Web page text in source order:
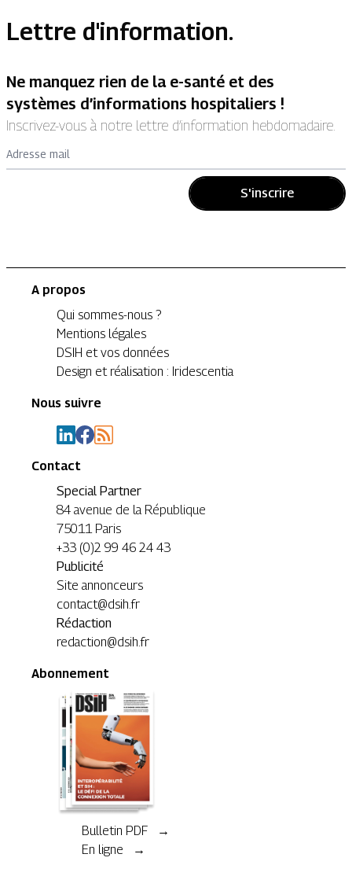
Lettre d'information.
Ne manquez rien de la e-santé et des
systèmes d’informations hospitaliers !
Inscrivez-vous à notre lettre d’information hebdomadaire.
Adresse mail
S'inscrire
A propos
Qui sommes-nous ?
Mentions légales
DSIH et vos données
Design et réalisation : Iridescentia
Nous suivre
Contact
Special Partner
84 avenue de la République
75011 Paris
+33 (0)2 99 46 24 43
Publicité
Site annonceurs
contact@dsih.fr
Rédaction
redaction@dsih.fr
Abonnement
Bulletin PDF →
En ligne →